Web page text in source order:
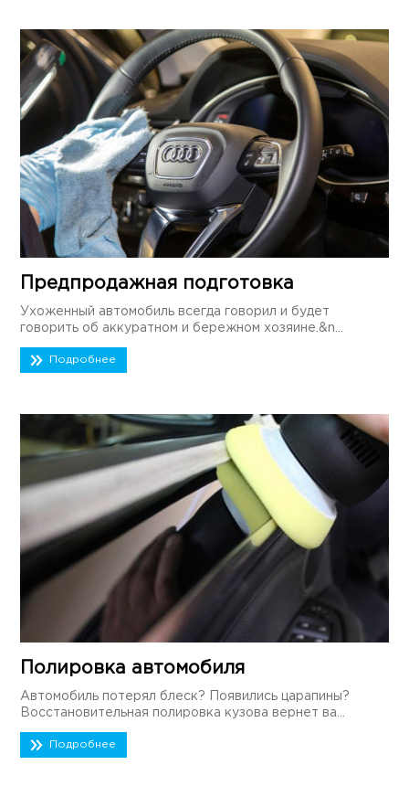
Предпродажная подготовка
Ухоженный автомобиль всегда говорил и будет
говорить об аккуратном и бережном хозяине.&n...
Подробнее
Полировка автомобиля
Автомобиль потерял блеск? Появились царапины?
Восстановительная полировка кузова вернет ва...
Подробнее